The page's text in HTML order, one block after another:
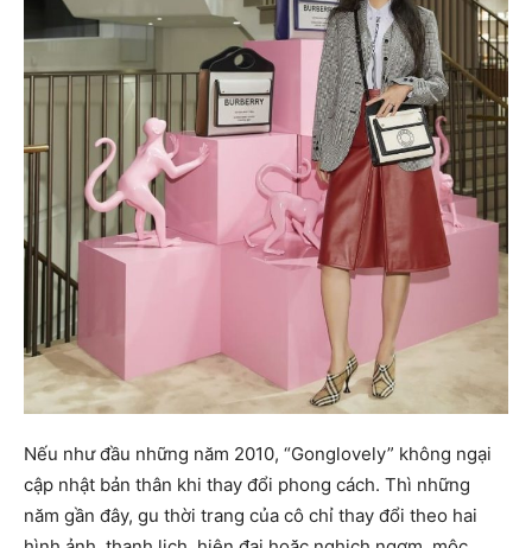
Nếu như đầu những năm 2010, “Gonglovely” không ngại
cập nhật bản thân khi thay đổi phong cách. Thì những
năm gần đây, gu thời trang của cô chỉ thay đổi theo hai